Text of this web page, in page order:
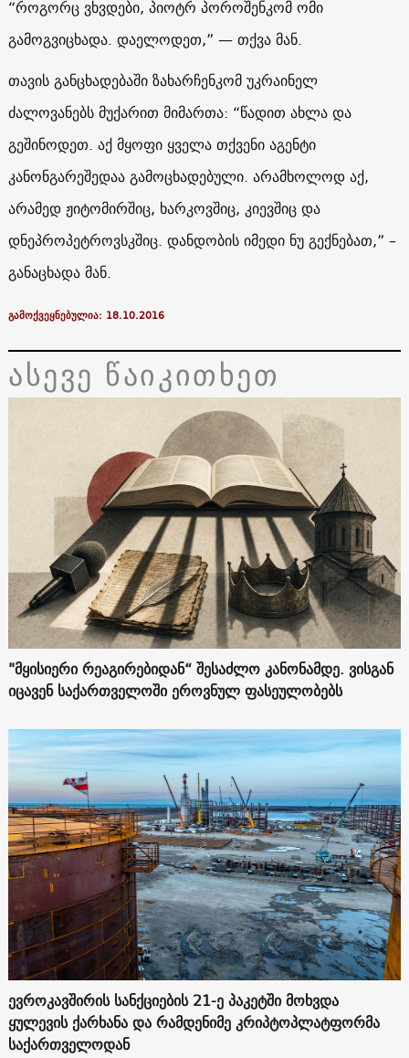
“როგორც ვხვდები, პიოტრ პოროშენკომ ომი
გამოგვიცხადა. დაელოდეთ,” — თქვა მან.
თავის განცხადებაში ზახარჩენკომ უკრაინელ
ძალოვანებს მუქარით მიმართა: “წადით ახლა და
გეშინოდეთ. აქ მყოფი ყველა თქვენი აგენტი
კანონგარეშედაა გამოცხადებული. არამხოლოდ აქ,
არამედ ჟიტომირშიც, ხარკოვშიც, კიევშიც და
დნეპროპეტროვსკშიც. დანდობის იმედი ნუ გექნებათ,” –
განაცხადა მან.
გამოქვეყნებულია: 18.10.2016
ასევე წაიკითხეთ
"მყისიერი რეაგირებიდან“ შესაძლო კანონამდე. ვისგან
იცავენ საქართველოში ეროვნულ ფასეულობებს
ევროკავშირის სანქციების 21-ე პაკეტში მოხვდა
ყულევის ქარხანა და რამდენიმე კრიპტოპლატფორმა
საქართველოდან